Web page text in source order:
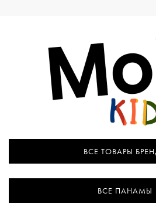
ВСЕ ТОВАРЫ
ВСЕ ПАНАМЫ